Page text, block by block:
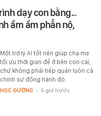
dạy con bằng...
ầm ầm phẫn nộ,
Một trợ lý AI tốt nên giúp cha mẹ
tối ưu thời gian để ở bên con cái,
chứ không phải tiếp quản luôn cả
chính sự đồng hành đó.
HỌC ĐƯỜNG - 5 giờ trước